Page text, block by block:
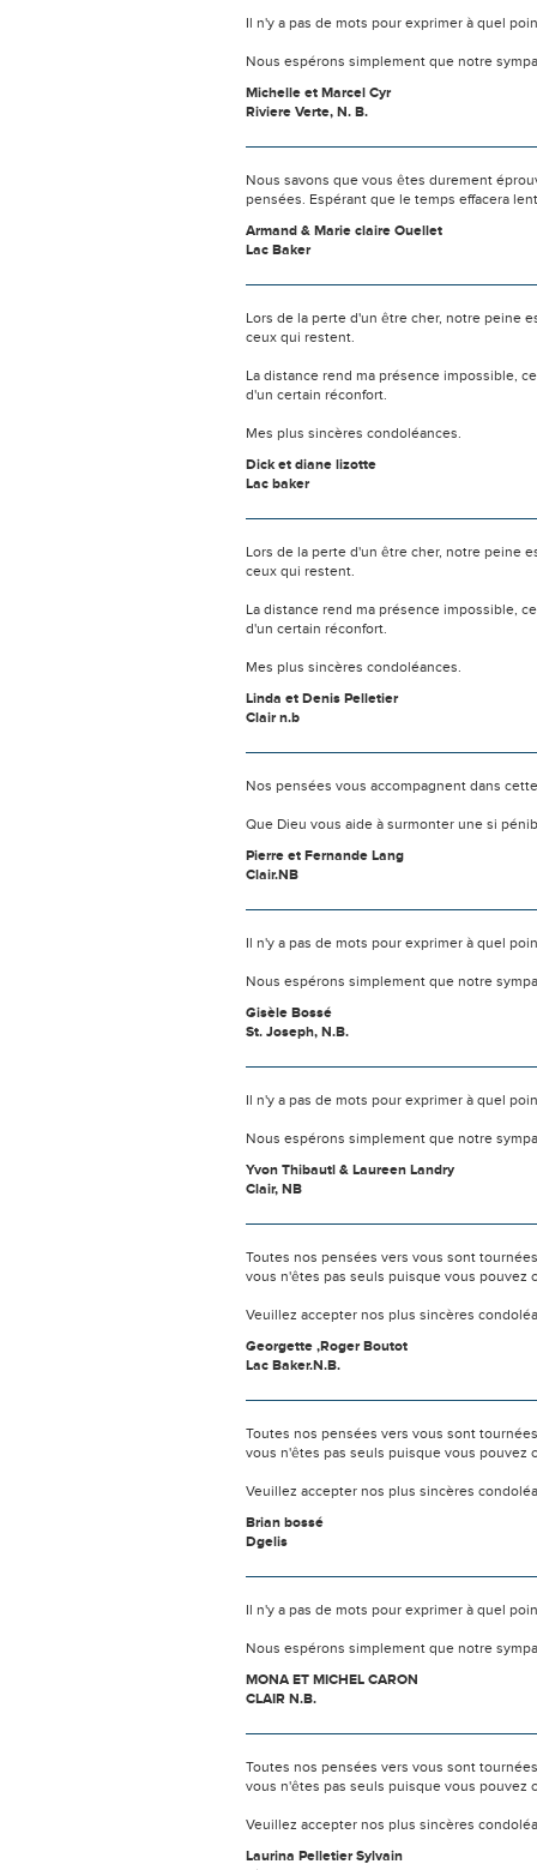
Il n'y a pas de mots pour exprimer à quel
Nous espérons simplement que notre
Michelle et Marcel Cyr
Riviere Verte, N. B.
Nous savons que vous êtes durement
pensées. Espérant que le temps effacera
Armand & Marie claire Ouellet
Lac Baker
Lors de la perte d'un être cher, notre peine
ceux qui restent.
La distance rend ma présence impossible,
d'un certain réconfort.
Mes plus sincères condoléances.
Dick et diane lizotte
Lac baker
Lors de la perte d'un être cher, notre peine
ceux qui restent.
La distance rend ma présence impossible,
d'un certain réconfort.
Mes plus sincères condoléances.
Linda et Denis Pelletier
Clair n.b
Nos pensées vous accompagnent dans
Que Dieu vous aide à surmonter une si
Pierre et Fernande Lang
Clair.NB
Il n'y a pas de mots pour exprimer à quel
Nous espérons simplement que notre
Gisèle Bossé
St. Joseph, N.B.
Il n'y a pas de mots pour exprimer à quel
Nous espérons simplement que notre
Yvon Thibautl & Laureen Landry
Clair, NB
Toutes nos pensées vers vous sont
vous n'êtes pas seuls puisque vous pouvez
Veuillez accepter nos plus sincères
Georgette ,Roger Boutot
Lac Baker.N.B.
Toutes nos pensées vers vous sont
vous n'êtes pas seuls puisque vous pouvez
Veuillez accepter nos plus sincères
Brian bossé
Dgelis
Il n'y a pas de mots pour exprimer à quel
Nous espérons simplement que notre
MONA ET MICHEL CARON
CLAIR N.B.
Toutes nos pensées vers vous sont
vous n'êtes pas seuls puisque vous pouvez
Veuillez accepter nos plus sincères
Laurina Pelletier Sylvain